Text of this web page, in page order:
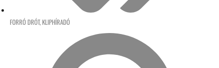
FORRÓ DRÓT, KLIPHÍRADÓ